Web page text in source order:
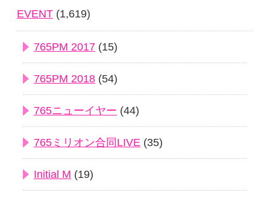
EVENT (1,619)
765PM 2017 (15)
765PM 2018 (54)
765ニューイヤー (44)
765ミリオン合同LIVE (35)
Initial M (19)